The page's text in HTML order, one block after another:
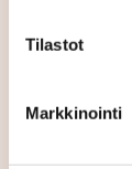
Tilastot
Markkinointi